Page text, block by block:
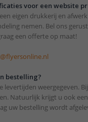
voor een website
eigen drukkerij en
nemen. Bel ons
een offerte op maat!
bestelling?
levertijden weergegeven.
Natuurlijk krijgt u ook
uw bestelling wordt